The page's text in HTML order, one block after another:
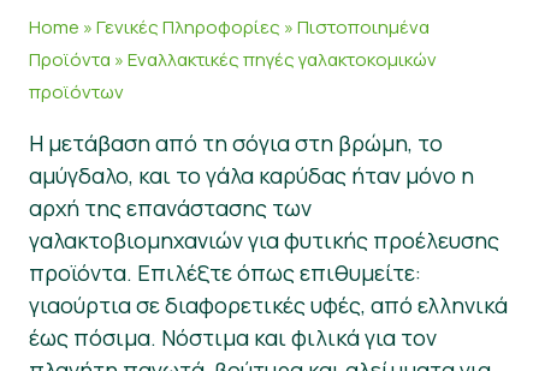
Resources
Πάρτε πιστοποίηση
Καλλυντικά και καθαριστικά προϊόντα
Μη βρώσιμα
Γενικές Πληροφορίες
Πιστοποιημένα Προϊόντα
Σχετικά με εμάς
About Us
Ελάτε σε επαφή
Αναφορά κατάχρησης
Customer area
Νέα
Υλικό Τύπου
Home »Γενικές Πληροφορίες »Πιστοποιημένα
Προϊόντα »Εναλλακτικές πηγές γαλακτοκομικών
προϊόντων
Η μετάβαση από τη σόγια στη βρώμη, το
αμύγδαλο, και το γάλα καρύδας ήταν μόνο η
αρχή της επανάστασης των
γαλακτοβιομηχανιών για φυτικής προέλευσης
προϊόντα. Επιλέξτε όπως επιθυμείτε:
γιαούρτια σε διαφορετικές υφές, από ελληνικά
έως πόσιμα. Νόστιμα και φιλικά για τον